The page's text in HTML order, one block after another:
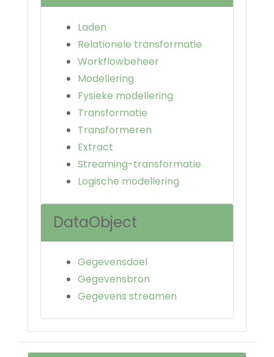
Laden
Relationele transformatie
Workflowbeheer
Modellering
Fysieke modellering
Transformatie
Transformeren
Extract
Streaming-transformatie
Logische modellering
DataObject
Gegevensdoel
Gegevensbron
Gegevens streamen